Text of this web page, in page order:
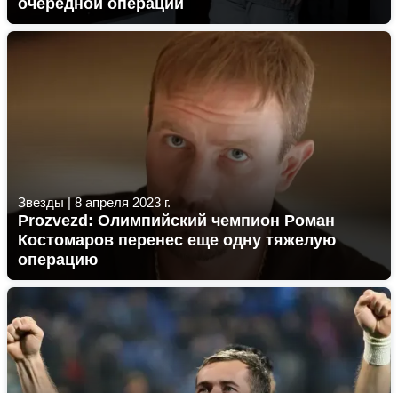
очередной операции
Звезды|8 апреля 2023 г.
Prozvezd: Олимпийский чемпион Роман
Костомаров перенес еще одну тяжелую
операцию